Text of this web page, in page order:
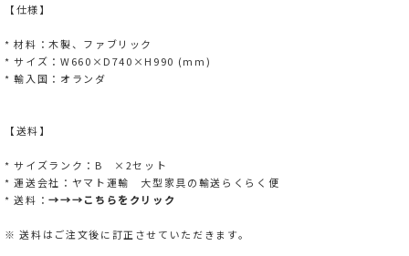
【仕様】
* 材料：木製、ファブリック
* サイズ：W660×D740×H990 (mm)
* 輸入国：オランダ
【送料】
* サイズランク：B ×2セット
* 運送会社：ヤマト運輸 大型家具の輸送らくらく便
* 送料：→→→こちらをクリック
※ 送料はご注文後に訂正させていただきます。